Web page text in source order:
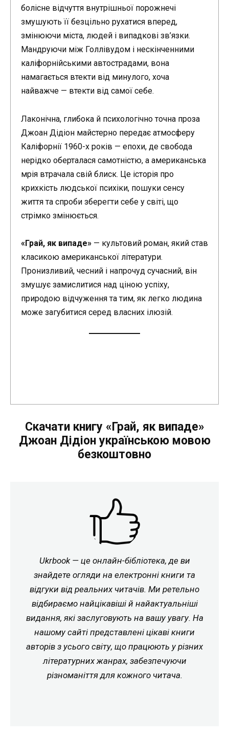
болісне відчуття внутрішньої порожнечі
змушують її безцільно рухатися вперед,
змінюючи міста, людей і випадкові зв’язки.
Мандруючи між Голлівудом і нескінченними
каліфорнійськими автострадами, вона
намагається втекти від минулого, хоча
найважче — втекти від самої себе.
Лаконічна, глибока й психологічно точна проза
Джоан Дідіон майстерно передає атмосферу
Каліфорнії 1960-х років — епохи, де свобода
нерідко оберталася самотністю, а американська
мрія втрачала свій блиск. Це історія про
крихкість людської психіки, пошуки сенсу
життя та спроби зберегти себе у світі, що
стрімко змінюється.
«Грай, як випаде» — культовий роман, який став
класикою американської літератури.
Пронизливий, чесний і напрочуд сучасний, він
змушує замислитися над ціною успіху,
природою відчуження та тим, як легко людина
може загубитися серед власних ілюзій.
Скачати книгу «Грай, як випаде»
Джоан Дідіон українською мовою
безкоштовно
Ukrbook — це онлайн-бібліотека, де ви
знайдете огляди на електронні книги та
відгуки від реальних читачів. Ми ретельно
відбираємо найцікавіші й найактуальніші
видання, які заслуговують на вашу увагу. На
нашому сайті представлені цікаві книги
авторів з усього світу, що працюють у різних
літературних жанрах, забезпечуючи
різноманіття для кожного читача.